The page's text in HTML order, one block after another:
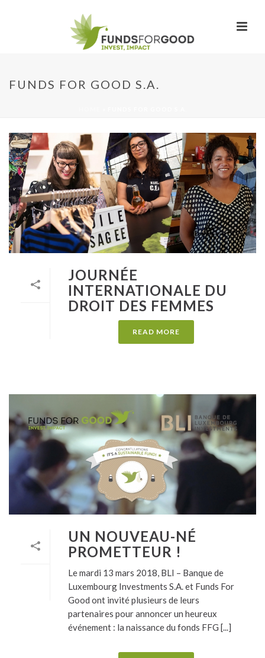
FUNDS FOR GOOD S.A.
JOURNÉE
INTERNATIONALE DU
DROIT DES FEMMES
READ MORE
UN NOUVEAU-NÉ
PROMETTEUR !
Le mardi 13 mars 2018, BLI – Banque de
Luxembourg Investments S.A. et Funds For
Good ont invité plusieurs de leurs
partenaires pour annoncer un heureux
événement : la naissance du fonds FFG [...]